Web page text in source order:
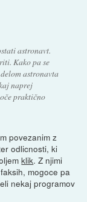
astronavt.
Kako pa se
astronavta
naprej
praktično
povezanim z
odlicnosti, ki
klik. Z njimi
mogoce pa
nekaj programov